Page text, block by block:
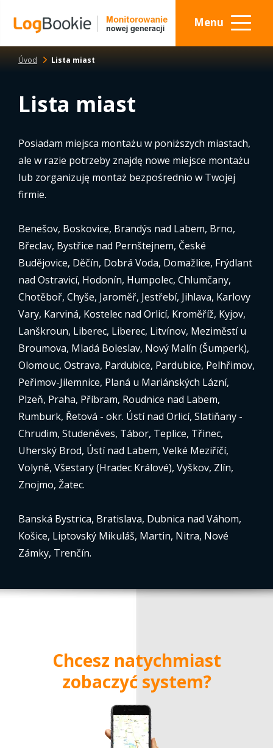
Menu
Úvod Lista miast
Lista miast
Posiadam miejsca montażu w poniższych miastach,
ale w razie potrzeby znajdę nowe miejsce montażu
lub zorganizuję montaż bezpośrednio w Twojej
firmie.
Benešov, Boskovice, Brandýs nad Labem, Brno,
Břeclav, Bystřice nad Pernštejnem, České
Budějovice, Děčín, Dobrá Voda, Domažlice, Frýdlant
nad Ostravicí, Hodonín, Humpolec, Chlumčany,
Chotěboř, Chyše, Jaroměř, Jestřebí, Jihlava, Karlovy
Vary, Karviná, Kostelec nad Orlicí, Kroměříž, Kyjov,
Lanškroun, Liberec, Liberec, Litvínov, Meziměstí u
Broumova, Mladá Boleslav, Nový Malín (Šumperk),
Olomouc, Ostrava, Pardubice, Pardubice, Pelhřimov,
Peřimov-Jilemnice, Planá u Mariánských Lázní,
Plzeň, Praha, Příbram, Roudnice nad Labem,
Rumburk, Řetová - okr. Ústí nad Orlicí, Slatiňany -
Chrudim, Studeněves, Tábor, Teplice, Třinec,
Uherský Brod, Ústí nad Labem, Velké Meziříčí,
Volyně, Všestary (Hradec Králové), Vyškov, Zlín,
Znojmo, Žatec.
Banská Bystrica, Bratislava, Dubnica nad Váhom,
Košice, Liptovský Mikuláš, Martin, Nitra, Nové
Zámky, Trenčín.
Chcesz natychmiast
zobaczyć system?